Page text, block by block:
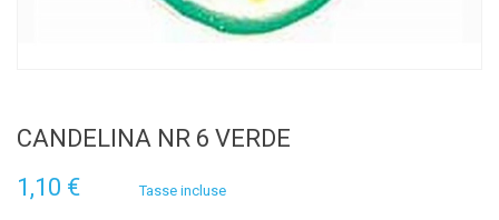
CANDELINA NR 6 VERDE
1,10 €
Tasse incluse